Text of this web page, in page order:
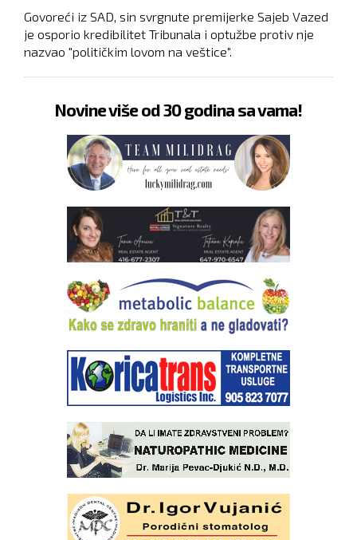
Govoreći iz SAD, sin svrgnute premijerke Sajeb Vazed
je osporio kredibilitet Tribunala i optužbe protiv nje
nazvao "političkim lovom na veštice".
Novine više od 30 godina sa vama!